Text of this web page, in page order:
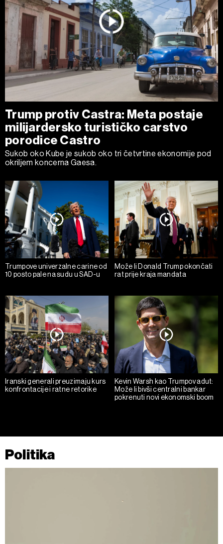
Trump protiv Castra: Meta postaje
milijardersko turističko carstvo
porodice Castro
Sukob oko Kube je sukob oko tri četvrtine ekonomije pod
okriljem koncerna Gaesa.
Trumpove univerzalne carine od
10 posto pale na sudu u SAD-u
Može li Donald Trump okončati
rat prije kraja mandata
Iranski generali preuzimaju kurs
konfrontacije i ratne retorike
Kevin Warsh kao Trumpov adut:
Može li bivši centralni bankar
pokrenuti novi ekonomski boom
Politika